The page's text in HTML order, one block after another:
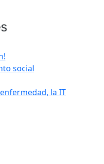
social
la IT